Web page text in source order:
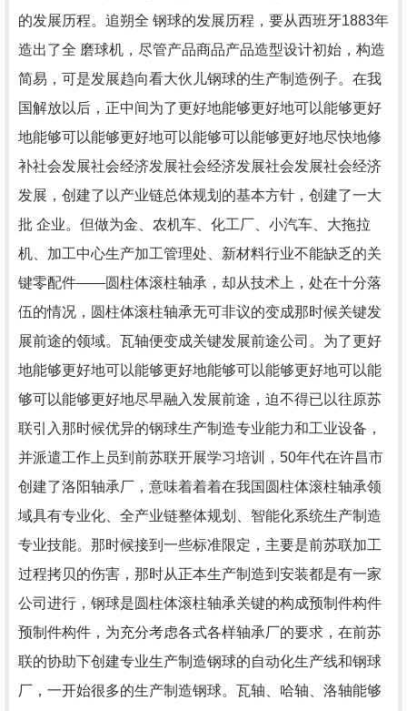
的发展历程。追朔全 钢球的发展历程，要从西班牙1883年
造出了全 磨球机，尽管产品商品产品造型设计初始，构造
简易，可是发展趋向看大伙儿钢球的生产制造例子。在我
国解放以后，正中间为了更好地能够更好地可以能够更好
地能够可以能够更好地可以能够可以能够更好地尽快地修
补社会发展社会经济发展社会经济发展社会发展社会经济
发展，创建了以产业链总体规划的基本方针，创建了一大
批 企业。但做为金、农机车、化工厂、小汽车、大拖拉
机、加工中心生产加工管理处、新材料行业不能缺乏的关
键零配件——圆柱体滚柱轴承，却从技术上，处在十分落
伍的情况，圆柱体滚柱轴承无可非议的变成那时候关键发
展前途的领域。瓦轴便变成关键发展前途公司。为了更好
地能够更好地可以能够更好地能够可以能够更好地可以能
够可以能够更好地尽早融入发展前途，迫不得已以往原苏
联引入那时候优异的钢球生产制造专业能力和工业设备，
并派遣工作上员到前苏联开展学习培训，50年代在许昌市
创建了洛阳轴承厂，意味着着着在我国圆柱体滚柱轴承领
域具有专业化、全产业链整体规划、智能化系统生产制造
专业技能。那时候接到一些标准限定，主要是前苏联加工
过程拷贝的伤害，那时从正本生产制造到安装都是有一家
公司进行，钢球是圆柱体滚柱轴承关键的构成预制件构件
预制件构件，为充分考虑各式各样轴承厂的要求，在前苏
联的协助下创建专业生产制造钢球的自动化生产线和钢球
厂，一开始很多的生产制造钢球。瓦轴、哈轴、洛轴能够